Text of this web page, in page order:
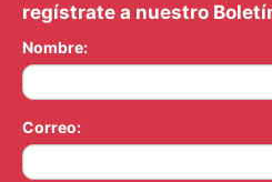
regístrate a nuestro
Nombre:
Correo: